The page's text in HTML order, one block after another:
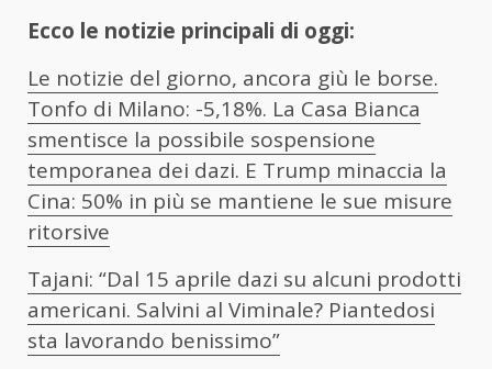
Ecco le notizie principali di oggi:
Le notizie del giorno, ancora giù le borse.
Tonfo di Milano: -5,18%. La Casa Bianca
smentisce la possibile sospensione
temporanea dei dazi. E Trump minaccia la
Cina: 50% in più se mantiene le sue misure
ritorsive
Tajani: “Dal 15 aprile dazi su alcuni prodotti
americani. Salvini al Viminale? Piantedosi
sta lavorando benissimo”